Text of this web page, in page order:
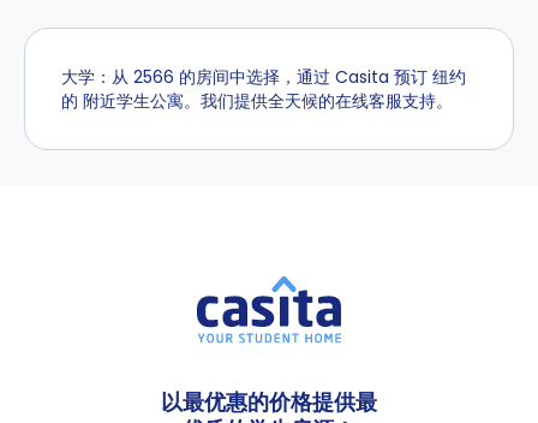
大学：从 2566 的房间中选择，通过 Casita 预订 纽约
的 附近学生公寓。我们提供全天候的在线客服支持。
以最优惠的价格提供最